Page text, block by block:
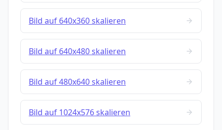
Bild auf 640x360 skalieren
Bild auf 640x480 skalieren
Bild auf 480x640 skalieren
Bild auf 1024x576 skalieren